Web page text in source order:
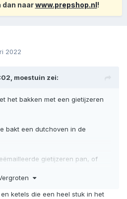
dan naarwww.prepshop.nl!
2022
moestuin zei:
het bakken met een gietijzeren
bakt een dutchoven in de
gietijzeren pan, of
ketels die een heel stuk in het